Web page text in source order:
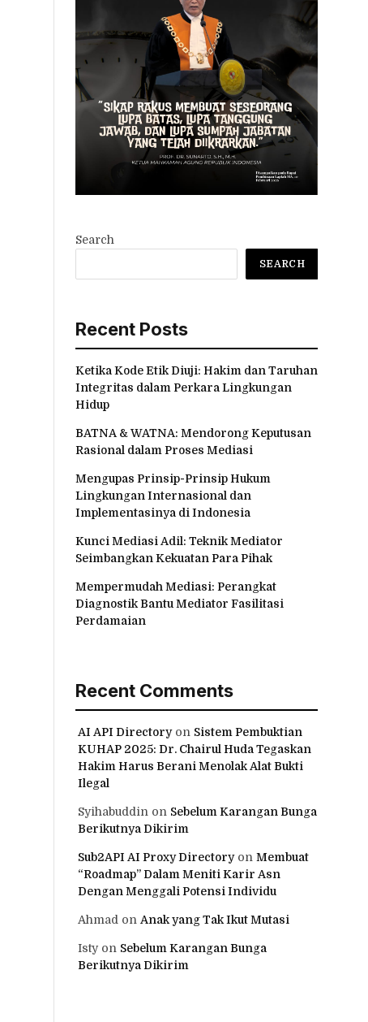
Search
SEARCH
Recent Posts
Ketika Kode Etik Diuji: Hakim dan Taruhan
Integritas dalam Perkara Lingkungan
Hidup
BATNA & WATNA: Mendorong Keputusan
Rasional dalam Proses Mediasi
Mengupas Prinsip-Prinsip Hukum
Lingkungan Internasional dan
Implementasinya di Indonesia
Kunci Mediasi Adil: Teknik Mediator
Seimbangkan Kekuatan Para Pihak
Mempermudah Mediasi: Perangkat
Diagnostik Bantu Mediator Fasilitasi
Perdamaian
Recent Comments
AI API Directoryon Sistem Pembuktian
KUHAP 2025: Dr. Chairul Huda Tegaskan
Hakim Harus Berani Menolak Alat Bukti
Ilegal
Syihabuddin on Sebelum Karangan Bunga
Berikutnya Dikirim
Sub2API AI Proxy Directoryon Membuat
“Roadmap” Dalam Meniti Karir Asn
Dengan Menggali Potensi Individu
Ahmad on Anak yang Tak Ikut Mutasi
Istyon Sebelum Karangan Bunga
Berikutnya Dikirim